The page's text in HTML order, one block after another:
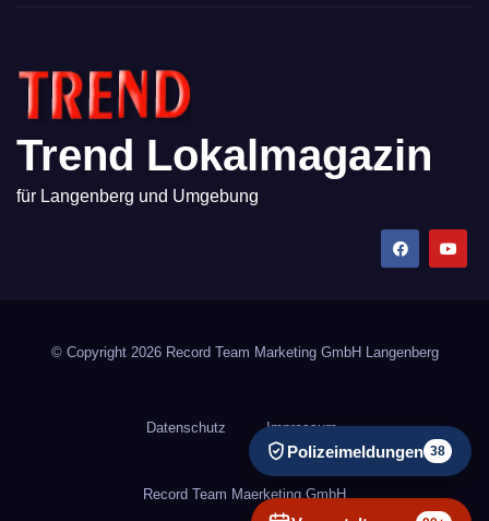
Trend Lokalmagazin
für Langenberg und Umgebung
© Copyright 2026 Record Team Marketing GmbH Langenberg
Datenschutz Impressum
Record Team Maerketing GmbH
Polizeimeldungen 38